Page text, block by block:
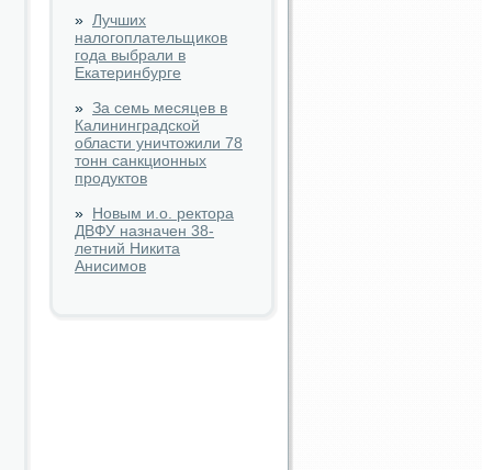
» Лучших
налогоплательщиков
года выбрали в
Екатеринбурге
» За семь месяцев в
Калининградской
области уничтожили 78
тонн санкционных
продуктов
» Новым и.о. ректора
ДВФУ назначен 38-
летний Никита
Анисимов